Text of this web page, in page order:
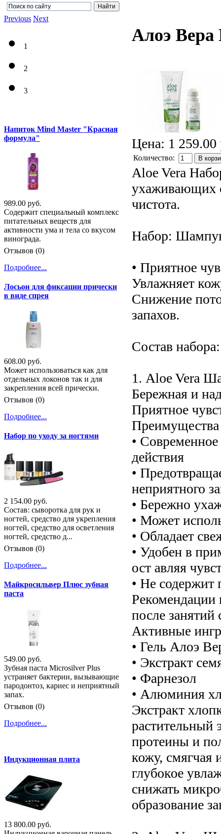
Алоэ Вера
Цена: 1 259.00
Количество: В
Aloe Vera
ухаживающих
чистота.
Набор:
• Приятное
Увлажняет
Снижение
запахов.
Состав набора:
1. Aloe Vera
Бережная и
Приятное
Преимущества
•
действия
•
неприятного
• Бережно
• Может
• Обладает
• Удобен в
ост авляя
• Не содержит
Рекомендации
после
Активные
• Гель Алоэ
• Экстракт
• Фарнезол
• Алюминия
Экстракт
растительный
протеины и
кожу, смягчая
глубокое
снижать
образование
Previous Next
1
2
3
Напиток Mind Master "Красная
формула"
989.00 руб.
Содержит специальный комплекс
питательных веществ для
активности ума и тела со вкусом
винограда.
Отзывов (0)
Подробнее...
Лосьон для фиксации прически
в виде спрея
608.00 руб.
Может использоваться как для
отдельных локонов так и для
закрепления всей прически.
Отзывов (0)
Подробнее...
Набор по уходу за ногтями
2 154.00 руб.
Состав: сыворотка для рук и
ногтей, средство для укрепления
ногтей, средство для осветления
ногтей, средство д...
Отзывов (0)
Подробнее...
Майкросильвер Плюс зубная
паста
549.00 руб.
Зубная паста Microsilver Plus
устраняет бактерии, вызывающие
пародонтоз, кариес и неприятный
запах.
Отзывов (0)
Подробнее...
Индукционная плита
13 800.00 руб.